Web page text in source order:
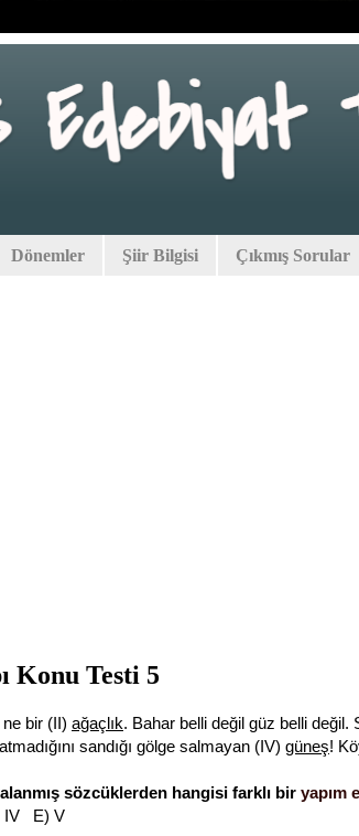
Dönemler Şiir Bilgisi Çıkmış Sorular
Konu Testi 5
bir (II) ağaçlık. Bahar belli değil güz belli değil.
sandığı gölge salmayan (IV) güneş!
sözcüklerden hangisi farklı bir yapım
E) V